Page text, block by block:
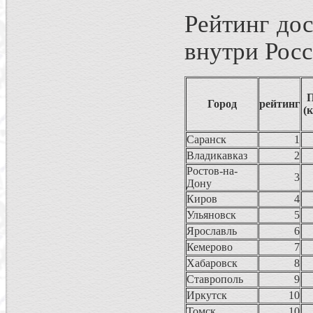
Рейтинг
внутри
Город рейтинг
Саранск
1
Владикавказ
2
Ростов-на-
Дону
3
Киров
4
Ульяновск
5
Ярославль
6
Кемерово
7
Хабаровск
8
Ставрополь
9
Иркутск
10